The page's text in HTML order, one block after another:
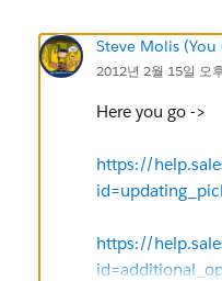
Steve Molis
2012년 2월 15일 오
Here you go ->
https://
https://